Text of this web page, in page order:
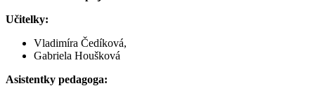
Učitelky:
Vladimíra Čedíková,
Gabriela Houšková
Asistentky pedagoga: